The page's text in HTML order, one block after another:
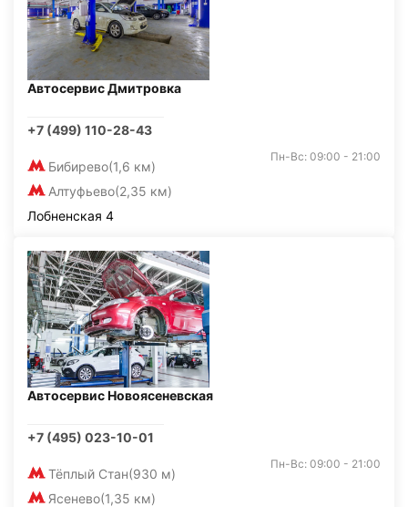
Автосервис Дмитровка
+7 (499) 110-28-43
Бибирево(1,6 км)
Алтуфьево(2,35 км)
Пн-Вс: 09:00 - 21:00
Лобненская 4
Автосервис Новоясеневская
+7 (495) 023-10-01
Тёплый Стан(930 м)
Ясенево(1,35 км)
Пн-Вс: 09:00 - 21:00